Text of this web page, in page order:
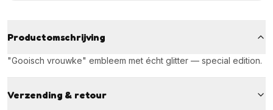
Productomschrijving
"Gooisch vrouwke" embleem met écht glitter — special edition.
Verzending & retour